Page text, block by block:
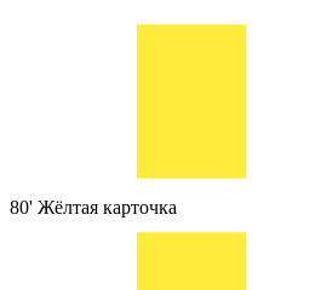
80' Жёлтая карточка